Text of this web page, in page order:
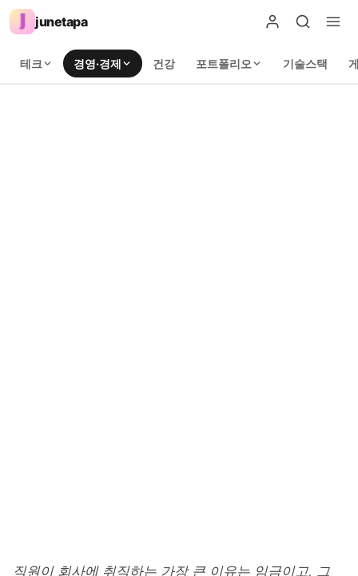
junetapa
테크 경영·경제 건강 포트폴리오 기술스택
직원이 회사에 취직하는 가장 큰 이유는 임금이고, 그